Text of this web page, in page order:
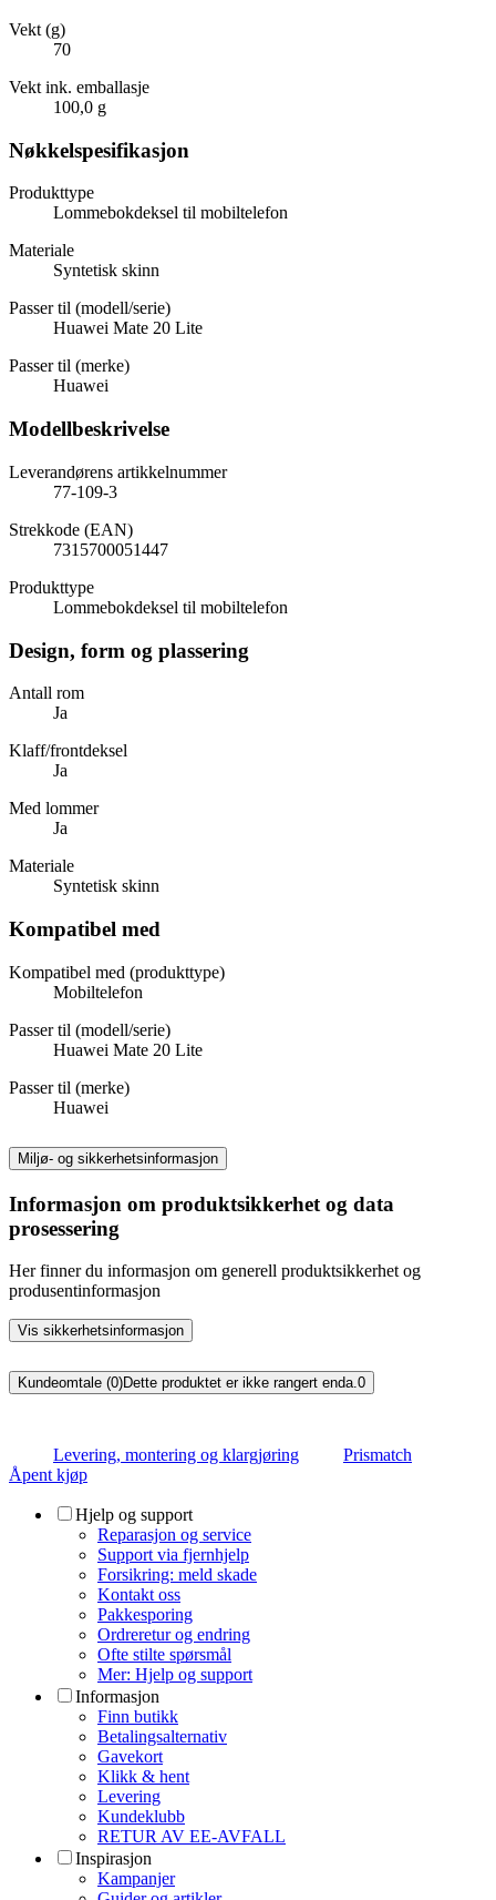
Vekt (g)
70
Vekt ink. emballasje
100,0 g
Nøkkelspesifikasjon
Produkttype
Lommebokdeksel til mobiltelefon
Materiale
Syntetisk skinn
Passer til (modell/serie)
Huawei Mate 20 Lite
Passer til (merke)
Huawei
Modellbeskrivelse
Leverandørens artikkelnummer
77-109-3
Strekkode (EAN)
7315700051447
Produkttype
Lommebokdeksel til mobiltelefon
Design, form og plassering
Antall rom
Ja
Klaff/frontdeksel
Ja
Med lommer
Ja
Materiale
Syntetisk skinn
Kompatibel med
Kompatibel med (produkttype)
Mobiltelefon
Passer til (modell/serie)
Huawei Mate 20 Lite
Passer til (merke)
Huawei
Miljø- og sikkerhetsinformasjon
Informasjon om produktsikkerhet og data
prosessering
Her finner du informasjon om generell produktsikkerhet og
produsentinformasjon
Vis sikkerhetsinformasjon
Kundeomtale (0)Dette produktet er ikke rangert enda.0
Levering, montering og klargjøring
Prismatch
Åpent kjøp
Hjelp og support
Reparasjon og service
Support via fjernhjelp
Forsikring: meld skade
Kontakt oss
Pakkesporing
Ordreretur og endring
Ofte stilte spørsmål
Mer: Hjelp og support
Informasjon
Finn butikk
Betalingsalternativ
Gavekort
Klikk & hent
Levering
Kundeklubb
RETUR AV EE-AVFALL
Inspirasjon
Kampanjer